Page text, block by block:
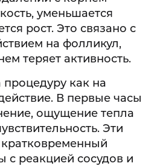
уменьшается
рост. Это связано с
на фолликул,
теряет активность.
процедуру как на
В первые часы
ощущение тепла
Эти
с реакцией сосудов и